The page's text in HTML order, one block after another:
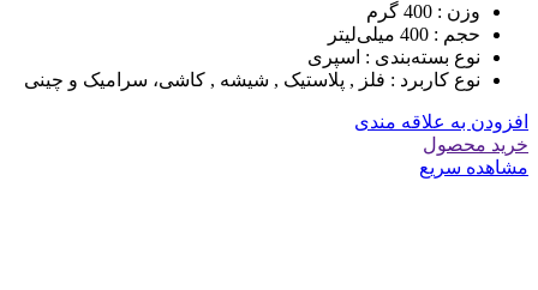
وزن : 400 گرم
حجم : 400 میلی‌لیتر
نوع بسته‌بندی : اسپری
نوع کاربرد : فلز , پلاستیک , شیشه , کاشی، سرامیک و چینی
افزودن به علاقه مندی
خرید محصول
مشاهده سریع